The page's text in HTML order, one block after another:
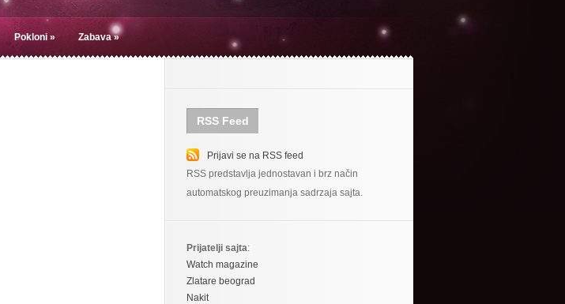
Pokloni » Zabava»
RSS Feed
Prijavi se na RSS feed
RSS predstavlja jednostavan i brz način
automatskog preuzimanja sadrzaja sajta.
Prijatelji sajta:
Watch magazine
Zlatare beograd
Nakit